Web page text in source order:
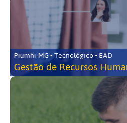
Piumhi-MG • Tecnológico • EAD
Gestão de Recursos